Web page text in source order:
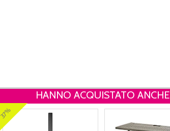
HANNO ACQUISTATO ANCHE
37%